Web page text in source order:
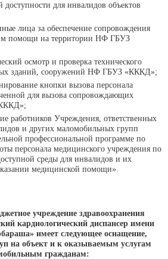
для инвалидов объектов
лица за обеспечение сопровождения
помощи на территории НФ ГБУЗ
осмотр и проверка технического
зданий, сооружений НФ ГБУЗ «КККД»;
кнопки вызова персонала
для вызова сопровождающих
работников Учреждения, ответственных
и других маломобильных групп
профессиональной программе по
персонала медицинского учреждения по
среды для инвалидов и их
медицинской помощи».
учреждение здравоохранения
кардиологический диспансер имени
имеет следующее оснащение,
на объект и к оказываемым услугам
гражданам: